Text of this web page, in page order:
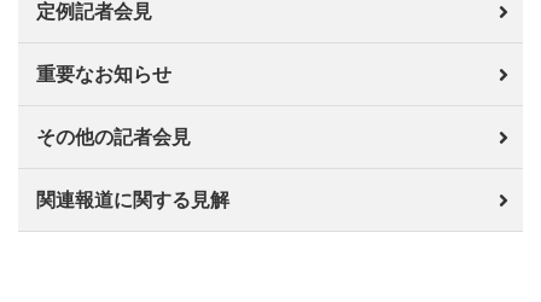
定例記者会見
重要なお知らせ
その他の記者会見
関連報道に関する見解